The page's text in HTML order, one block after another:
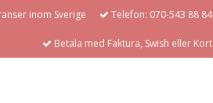
inom Sverige Telefon: 070-543 88 84
Betala med Faktura, Swish eller Kort